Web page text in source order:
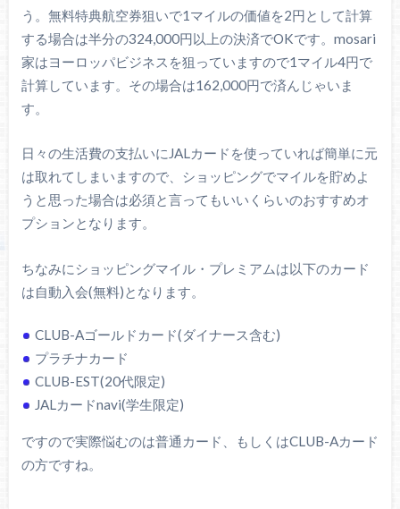
う。無料特典航空券狙いで1マイルの価値を2円として計算
する場合は半分の324,000円以上の決済でOKです。mosari
家はヨーロッパビジネスを狙っていますので1マイル4円で
計算しています。その場合は162,000円で済んじゃいま
す。
日々の生活費の支払いにJALカードを使っていれば簡単に元
は取れてしまいますので、ショッピングでマイルを貯めよ
うと思った場合は必須と言ってもいいくらいのおすすめオ
プションとなります。
ちなみにショッピングマイル・プレミアムは以下のカード
は自動入会(無料)となります。
CLUB-Aゴールドカード(ダイナース含む)
プラチナカード
CLUB-EST(20代限定)
JALカードnavi(学生限定)
ですので実際悩むのは普通カード、もしくはCLUB-Aカード
の方ですね。